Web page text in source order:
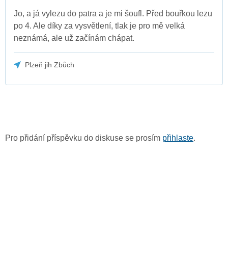
Jo, a já vylezu do patra a je mi šoufl. Před bouřkou lezu
po 4. Ale díky za vysvětlení, tlak je pro mě velká
neznámá, ale už začínám chápat.
Plzeň jih Zbůch
Pro přidání příspěvku do diskuse se prosím přihlaste.